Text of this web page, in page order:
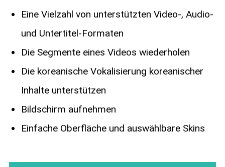
Eine Vielzahl von unterstützten Video-, Audio-
und Untertitel-Formaten
Die Segmente eines Videos wiederholen
Die koreanische Vokalisierung koreanischer
Inhalte unterstützen
Bildschirm aufnehmen
Einfache Oberfläche und auswählbare Skins